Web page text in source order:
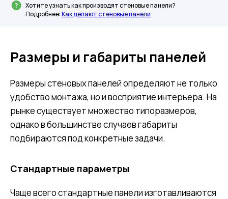
Хотите узнать как производят стеновые панели?
Подробнее:Как делают стеновые панели
Размеры и габариты панелей
Размеры стеновых панелей определяют не только
удобство монтажа, но и восприятие интерьера. На
рынке существует множество типоразмеров,
однако в большинстве случаев габариты
подбираются под конкретные задачи.
Стандартные параметры
Чаще всего стандартные панели изготавливаются